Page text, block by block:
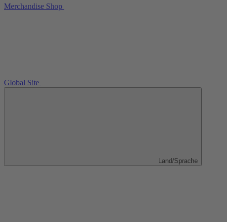
Merchandise Shop
Global Site
Land/Sprache